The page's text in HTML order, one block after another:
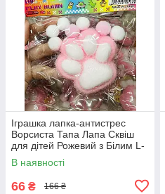
Іграшка лапка-антистрес
Ворсиста Тапа Лапа Сквіш
для дітей Рожевий з Білим L-
05
В наявності
66 ₴ 166 ₴